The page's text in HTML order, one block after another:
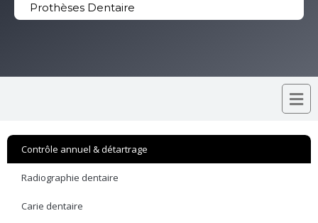
Prothèses Dentaire
Contrôle annuel & détartrage
Radiographie dentaire
Carie dentaire